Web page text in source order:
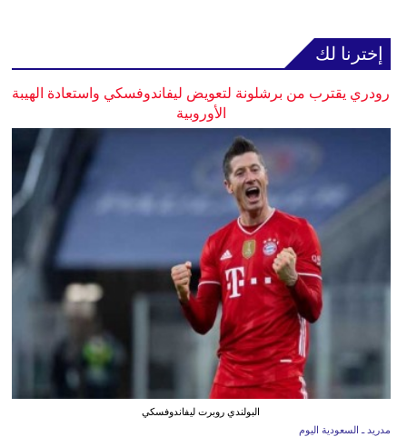
إخترنا لك
رودري يقترب من برشلونة لتعويض ليفاندوفسكي واستعادة الهيبة
الأوروبية
البولندي روبرت ليفاندوفسكي
مدريد ـ السعودية اليوم